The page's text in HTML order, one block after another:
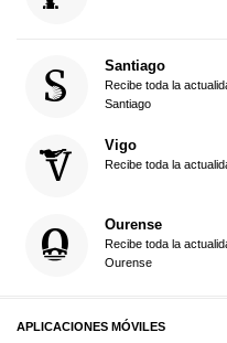
Santiago
Recibe toda la
Santiago
Vigo
Recibe toda la
Ourense
Recibe toda la
Ourense
APLICACIONES MÓVILES